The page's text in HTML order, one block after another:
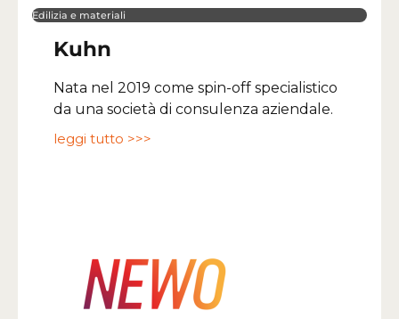
Edilizia e materiali
Kuhn
Nata nel 2019 come spin-off specialistico
da una società di consulenza aziendale.
leggi tutto >>>